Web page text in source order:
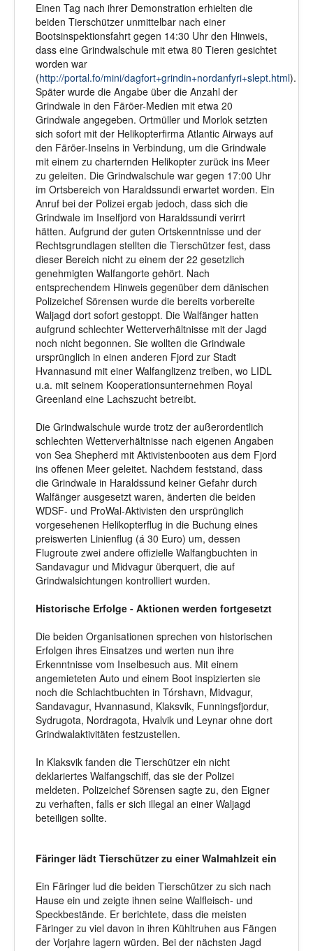
Einen Tag nach ihrer Demonstration erhielten die
beiden Tierschützer unmittelbar nach einer
Bootsinspektionsfahrt gegen 14:30 Uhr den Hinweis,
dass eine Grindwalschule mit etwa 80 Tieren gesichtet
worden war
(http://portal.fo/mini/dagfort+grindin+nordanfyri+slept.html).
Später wurde die Angabe über die Anzahl der
Grindwale in den Färöer-Medien mit etwa 20
Grindwale angegeben. Ortmüller und Morlok setzten
sich sofort mit der Helikopterfirma Atlantic Airways auf
den Färöer-Inselns in Verbindung, um die Grindwale
mit einem zu charternden Helikopter zurück ins Meer
zu geleiten. Die Grindwalschule war gegen 17:00 Uhr
im Ortsbereich von Haraldssundi erwartet worden. Ein
Anruf bei der Polizei ergab jedoch, dass sich die
Grindwale im Inselfjord von Haraldssundi verirrt
hätten. Aufgrund der guten Ortskenntnisse und der
Rechtsgrundlagen stellten die Tierschützer fest, dass
dieser Bereich nicht zu einem der 22 gesetzlich
genehmigten Walfangorte gehört. Nach
entsprechendem Hinweis gegenüber dem dänischen
Polizeichef Sörensen wurde die bereits vorbereite
Waljagd dort sofort gestoppt. Die Walfänger hatten
aufgrund schlechter Wetterverhältnisse mit der Jagd
noch nicht begonnen. Sie wollten die Grindwale
ursprünglich in einen anderen Fjord zur Stadt
Hvannasund mit einer Walfanglizenz treiben, wo LIDL
u.a. mit seinem Kooperationsunternehmen Royal
Greenland eine Lachszucht betreibt.
Die Grindwalschule wurde trotz der außerordentlich
schlechten Wetterverhältnisse nach eigenen Angaben
von Sea Shepherd mit Aktivistenbooten aus dem Fjord
ins offenen Meer geleitet. Nachdem feststand, dass
die Grindwale in Haraldssund keiner Gefahr durch
Walfänger ausgesetzt waren, änderten die beiden
WDSF- und ProWal-Aktivisten den ursprünglich
vorgesehenen Helikopterflug in die Buchung eines
preiswerten Linienflug (á 30 Euro) um, dessen
Flugroute zwei andere offizielle Walfangbuchten in
Sandavagur und Midvagur überquert, die auf
Grindwalsichtungen kontrolliert wurden.
Historische Erfolge - Aktionen werden fortgesetzt
Die beiden Organisationen sprechen von historischen
Erfolgen ihres Einsatzes und werten nun ihre
Erkenntnisse vom Inselbesuch aus. Mit einem
angemieteten Auto und einem Boot inspizierten sie
noch die Schlachtbuchten in Tórshavn, Midvagur,
Sandavagur, Hvannasund, Klaksvik, Funningsfjordur,
Sydrugota, Nordragota, Hvalvik und Leynar ohne dort
Grindwalaktivitäten festzustellen.
In Klaksvik fanden die Tierschützer ein nicht
deklariertes Walfangschiff, das sie der Polizei
meldeten. Polizeichef Sörensen sagte zu, den Eigner
zu verhaften, falls er sich illegal an einer Waljagd
beteiligen sollte.
Färinger lädt Tierschützer zu einer Walmahlzeit ein
Ein Färinger lud die beiden Tierschützer zu sich nach
Hause ein und zeigte ihnen seine Walfleisch- und
Speckbestände. Er berichtete, dass die meisten
Färinger zu viel davon in ihren Kühltruhen aus Fängen
der Vorjahre lagern würden. Bei der nächsten Jagd